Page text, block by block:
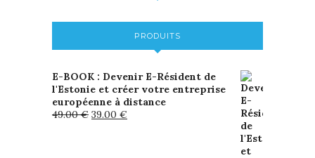
PRODUITS
E-BOOK : Devenir E-Résident de
l'Estonie et créer votre entreprise
européenne à distance
49.00€ 39.00 €